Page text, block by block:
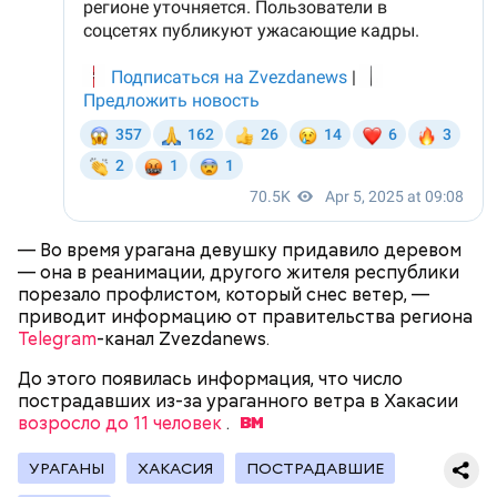
— Во время урагана девушку придавило деревом
— она в реанимации, другого жителя республики
порезало профлистом, который снес ветер, —
приводит информацию от правительства региона
Telegram-канал Zvezdanews.
До этого появилась информация, что число
пострадавших из-за ураганного ветра в Хакасии
возросло до 11 человек.
УРАГАНЫ ХАКАСИЯ ПОСТРАДАВШИЕ
Молодого человека задержали. На первом же
Кто еще был жертвой Миссюры
Как идет расследование